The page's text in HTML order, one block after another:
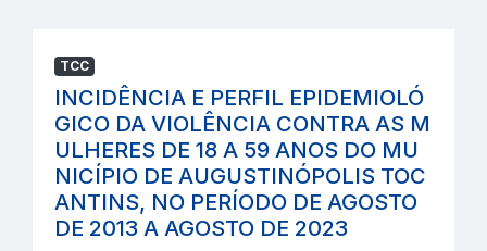
TCC
INCIDÊNCIA E PERFIL EPIDEMIOLÓ
GICO DA VIOLÊNCIA CONTRA AS M
ULHERES DE 18 A 59 ANOS DO MU
NICÍPIO DE AUGUSTINÓPOLIS TOC
ANTINS, NO PERÍODO DE AGOSTO
DE 2013 A AGOSTO DE 2023